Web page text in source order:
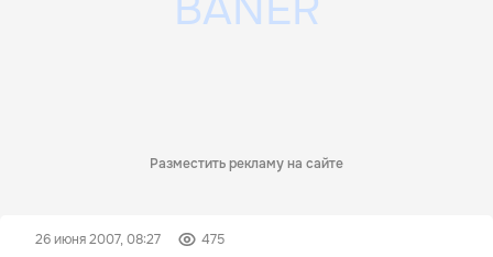
Разместить рекламу на сайте
26 июня 2007, 08:27 475